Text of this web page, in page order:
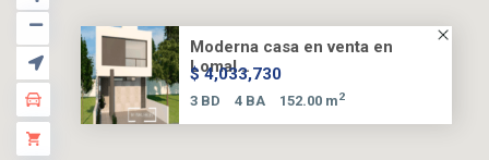
Moderna casa en venta en
Lomal...
$ 4,033,730
3 BD 4 BA 152.00 m2